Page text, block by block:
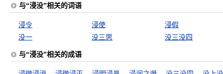
与“浸没”相关的词语
浸令 浸使
浸假
没一
没三思 没三没四
与“浸没”相关的成语